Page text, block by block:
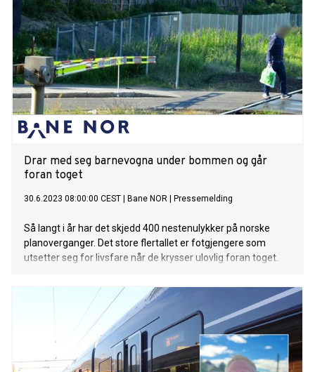
Drar med seg barnevogna under bommen og går
foran toget
30.6.2023 08:00:00 CEST Bane NOR Pressemelding
Så langt i år har det skjedd 400 nestenulykker på norske
planoverganger. Det store flertallet er fotgjengere som
utsetter seg for livsfare når de krysser ulovlig foran toget.